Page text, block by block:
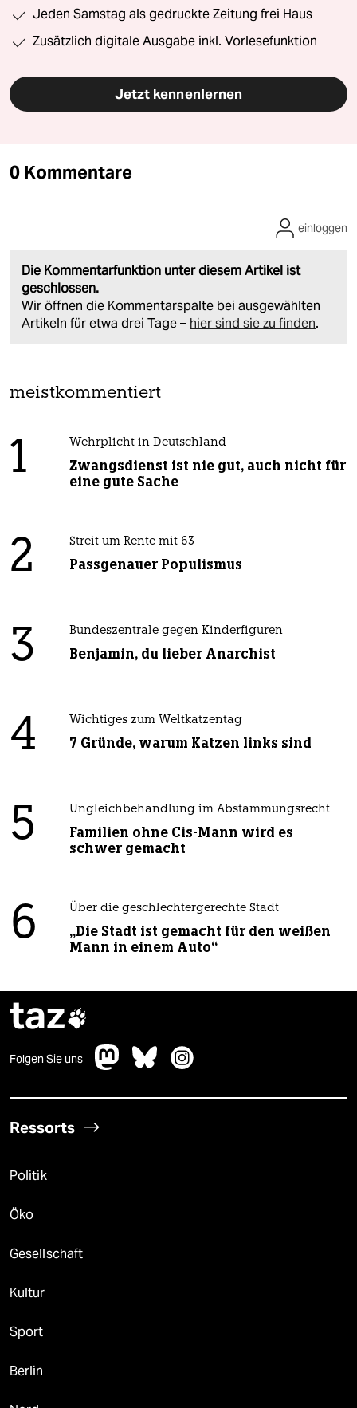
Jeden Samstag als gedruckte Zeitung frei Haus
Zusätzlich digitale Ausgabe inkl. Vorlesefunktion
Jetzt kennenlernen
0 Kommentare
Die Kommentarfunktion unter diesem Artikel ist
geschlossen.
Wir öffnen die Kommentarspalte bei ausgewählten
Artikeln für etwa drei Tage – hier sind sie zu finden.
einloggen
meistkommentiert
1 Wehrplicht in Deutschland
Zwangsdienst ist nie gut, auch nicht für
eine gute Sache
2 Streit um Rente mit 63
Passgenauer Populismus
3 Bundeszentrale gegen Kinderfiguren
Benjamin, du lieber Anarchist
4 Wichtiges zum Weltkatzentag
7 Gründe, warum Katzen links sind
5 Ungleichbehandlung im Abstammungsrecht
Familien ohne Cis-Mann wird es
schwer gemacht
6 Über die geschlechtergerechte Stadt
„Die Stadt ist gemacht für den weißen
Mann in einem Auto“
taz
Folgen Sie uns
Ressorts
Politik
Öko
Gesellschaft
Kultur
Sport
Berlin